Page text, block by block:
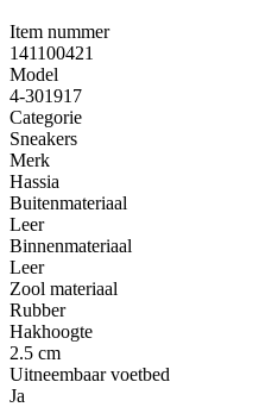
Item nummer
141100421
Model
4-301917
Categorie
Sneakers
Merk
Hassia
Buitenmateriaal
Leer
Binnenmateriaal
Leer
Zool materiaal
Rubber
Hakhoogte
2.5 cm
Uitneembaar voetbed
Ja